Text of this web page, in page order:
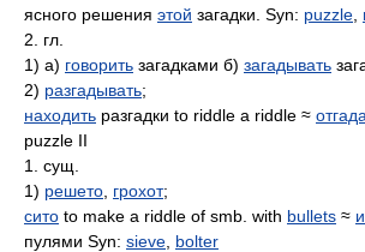
ясного решения этой загадки. Syn: puzzle
2. гл.
1) а) говорить загадками б) загадывать
2) разгадывать;
находить разгадки to riddle a riddle ≈
puzzle II
1. сущ.
1) решето грохот;
сито to make a riddle of smb. with bullets ≈
пулями Syn: sieve bolter